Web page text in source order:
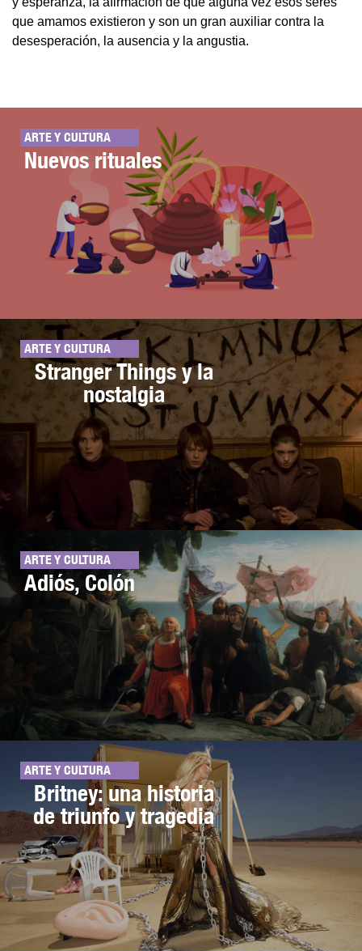
que amamos existieron y son un gran auxiliar contra la
desesperación, la ausencia y la angustia.
ARTE Y CULTURA
Nuevos rituales
ARTE Y CULTURA
Stranger Things y la
nostalgia
ARTE Y CULTURA
Adiós, Colón
ARTE Y CULTURA
Britney: una historia
de triunfo y tragedia